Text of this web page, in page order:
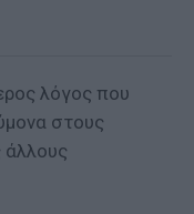
λόγος που
στους
άλλους